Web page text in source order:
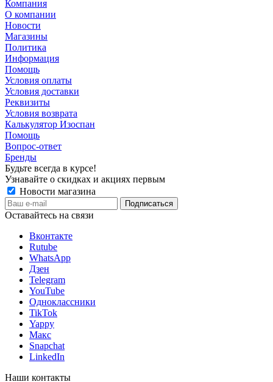
Компания
О компании
Новости
Магазины
Политика
Информация
Помощь
Условия оплаты
Условия доставки
Реквизиты
Условия возврата
Калькулятор Изоспан
Помощь
Вопрос-ответ
Бренды
Будьте всегда в курсе!
Узнавайте о скидках и акциях первым
Новости магазина
Оставайтесь на связи
Вконтакте
Rutube
WhatsApp
Дзен
Telegram
YouTube
Одноклассники
TikTok
Yappy
Макс
Snapchat
LinkedIn
Наши контакты